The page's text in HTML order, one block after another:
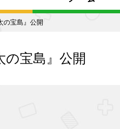
宝島』公開
の宝島』公開